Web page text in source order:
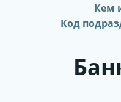
Кем
Код